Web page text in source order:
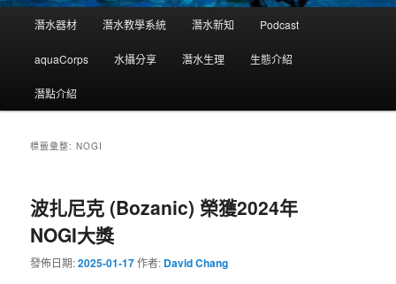
潛水器材 潛水教學系統 潛水新知 Podcast
aquaCorps 水攝分享 潛水生理 生態介紹
潛點介紹
標籤彙整:NOGI
波扎尼克 (Bozanic) 榮獲2024年
NOGI大獎
發佈日期:2025-01-17作者: David Chang